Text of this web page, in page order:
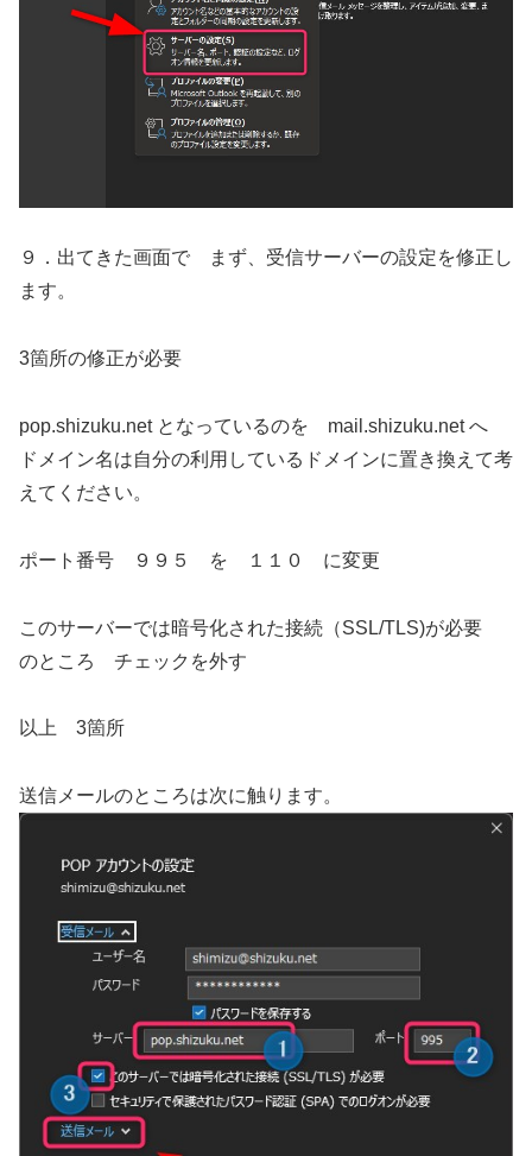
９．出てきた画面で まず、受信サーバーの設定を修正し
ます。
3箇所の修正が必要
pop.shizuku.net となっているのを mail.shizuku.net へ
ドメイン名は自分の利用しているドメインに置き換えて考
えてください。
ポート番号 ９９５ を １１０ に変更
このサーバーでは暗号化された接続（SSL/TLS)が必要
のところ チェックを外す
以上 3箇所
送信メールのところは次に触ります。